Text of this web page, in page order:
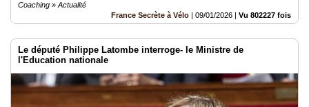
Coaching » Actualité
France Secrète à Vélo | 09/01/2026 | Vu 802227 fois
Le député Philippe Latombe interroge- le Ministre de
l'Education nationale